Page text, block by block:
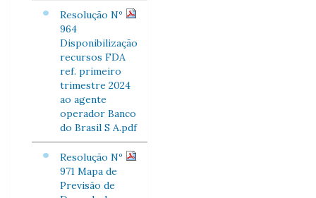
Resolução Nº
964
Disponibilização
recursos FDA
ref. primeiro
trimestre 2024
ao agente
operador Banco
do Brasil S A.pdf
Resolução Nº
971 Mapa de
Previsão de